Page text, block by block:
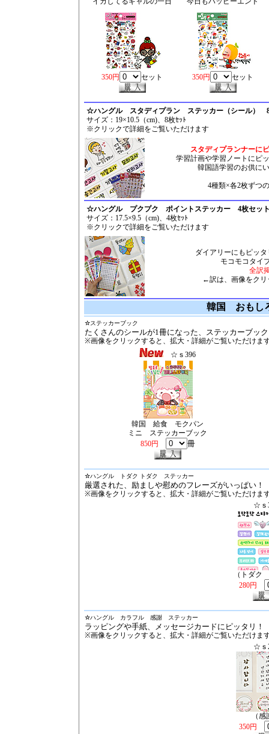
350円 セット 350円 セット
☆ハングル スタディプラン ステッカー（シール）
サイズ：19×10.5（cm)、8枚ｾｯﾄ
※クリックで詳細をご覧いただけます
スタディプランナーに
学習計画や学習ノートにピ
韓国語学習のお供に
4種類×各2枚ずつの
☆ハングル プクプク ポイントステッカー 4枚セッ
サイズ：17.5×9.5（cm)、4枚ｾｯﾄ
※クリックで詳細をご覧いただけます
ダイアリーにもピッ
モコモコタイ
全訳
←訳は、画像をクリ
韓国 おもし
☆ステッカーブック
たくさんのシールが1冊になった、ステッカーブッ
※画像をクリックすると、拡大・詳細がご覧いただけま
☆ｓ396
韓国 給食 モクパン
ミニ ステッカーブック
850円
冊
☆ハングル トダク トダク ステッカー
厳選された、励ましや慰めのフレーズがいっぱい！
※画像をクリックすると、拡大・詳細がご覧いただけま
☆ｓ
（トダク
280円
☆ハングル カラフル 感謝 ステッカー
ラッピングや手紙、メッセージカードにピッタリ！
※画像をクリックすると、拡大・詳細がご覧いただけま
☆ｓ
（
350円